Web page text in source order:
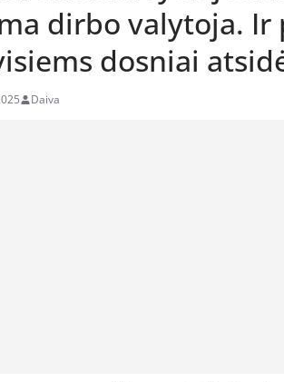
dirbo valytoja.
dosniai
Daiva